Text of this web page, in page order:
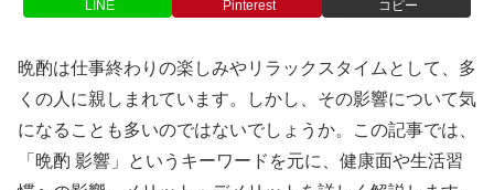
LINE Pinterest コピー
晩酌は仕事終わりの楽しみやリラックスタイムとして、多
くの人に親しまれています。しかし、その影響について気
になることも多いのではないでしょうか。この記事では、
「晩酌 影響」というキーワードを元に、健康面や生活習